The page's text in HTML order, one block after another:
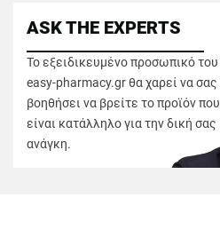
ASK THE EXPERTS
Το εξειδικευμένο προσωπικό του
easy-pharmacy.gr θα χαρεί να σας
βοηθήσει να βρείτε το προϊόν που
είναι κατάλληλο για την δική σας
ανάγκη.